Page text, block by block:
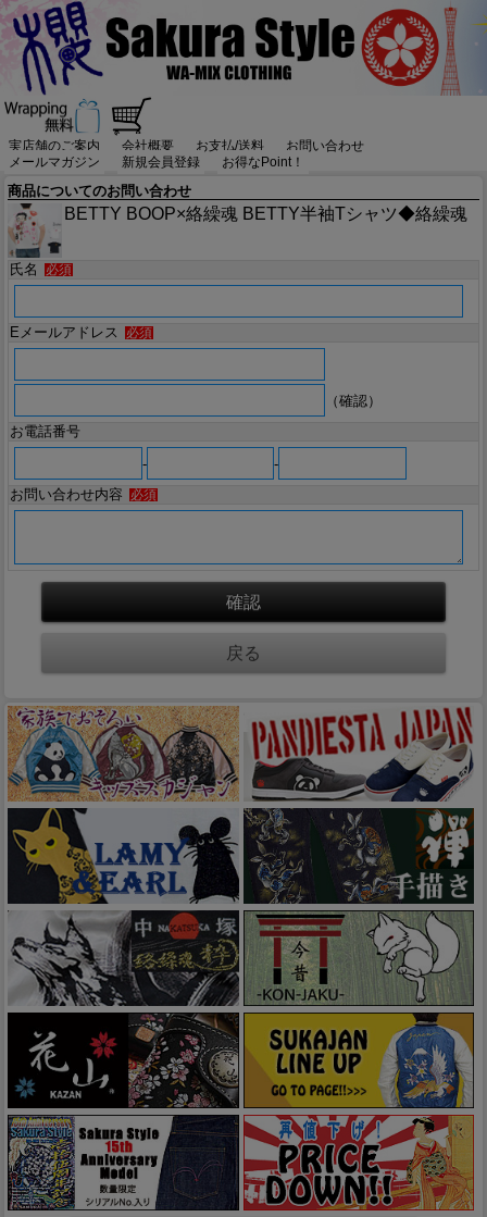
実店舗のご案内 会社概要 お支払/送料
お問い合わせ
メールマガジン
新規会員登録 お得なPoint！
商品についてのお問い合わせ
BETTY BOOP×絡繰魂 BETTY半袖Tシャツ◆絡繰魂
氏名 必須
Eメールアドレス 必須
（確認）
お電話番号
-
-
お問い合わせ内容
必須